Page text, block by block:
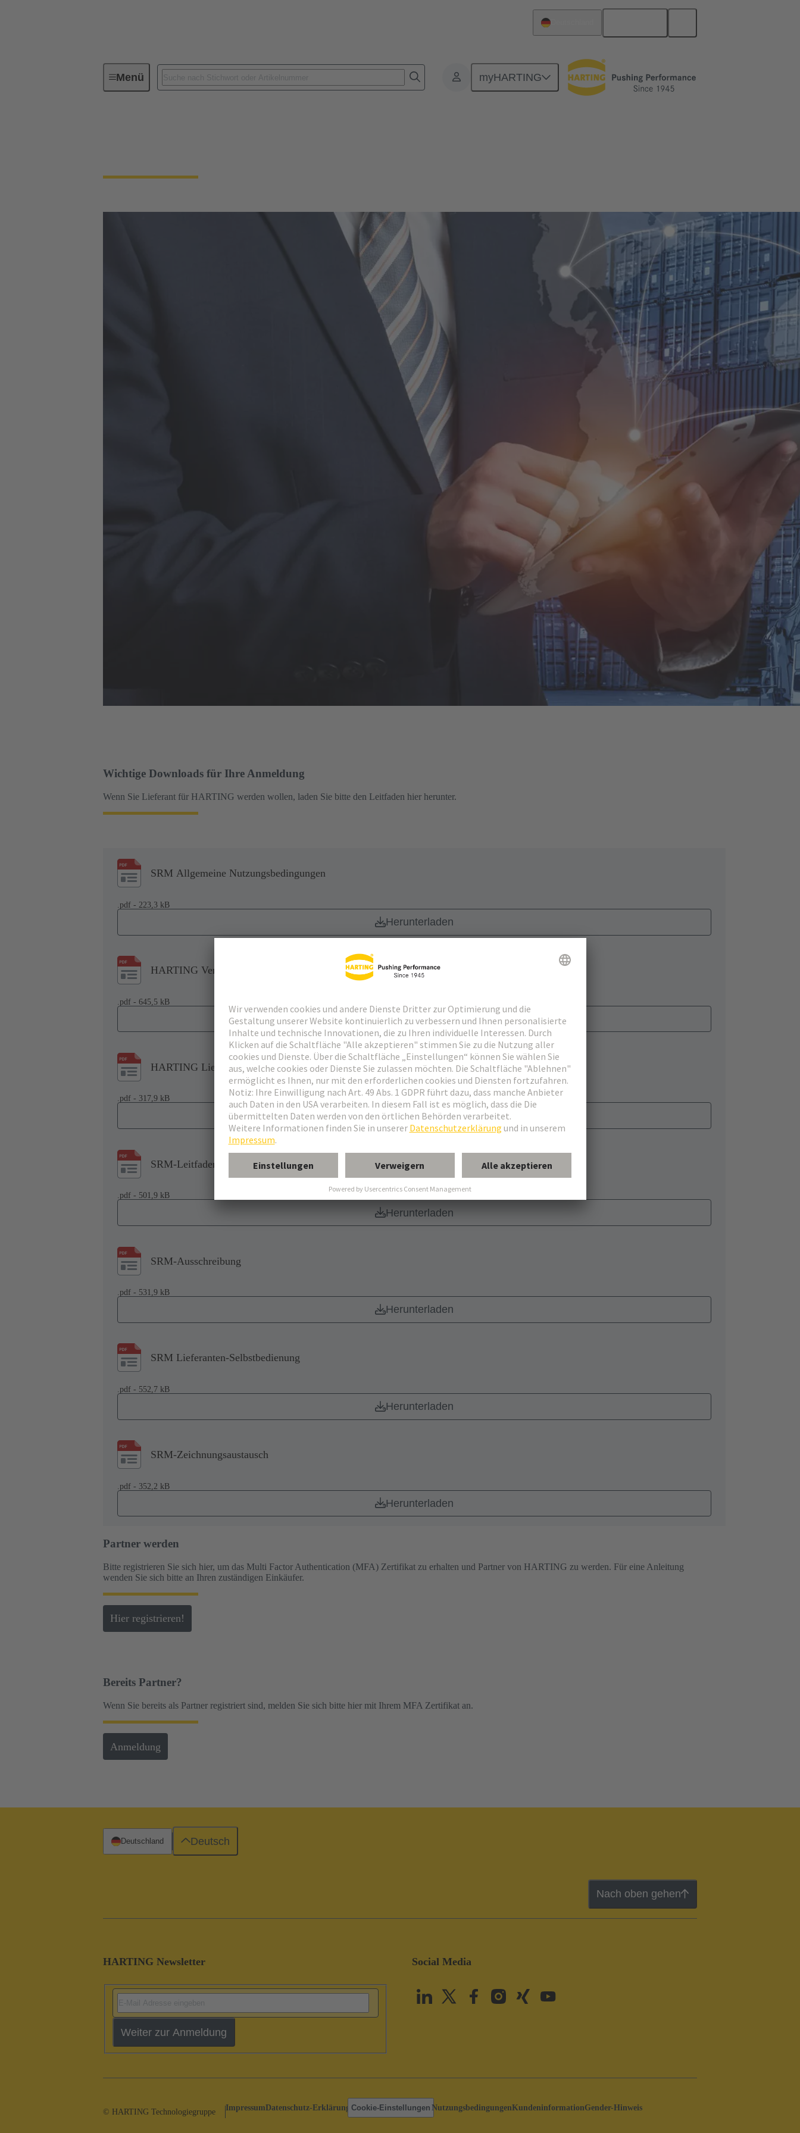
Menü myHARTING
Lieferantenportal
Wichtige Downloads für Ihre Anmeldung
Wenn Sie Lieferant für HARTING werden wollen, laden Sie bitte den Leitfaden hier herunter.
SRM Allgemeine Nutzungsbedingungen
.pdf - 223,3 kB
Herunterladen
HARTING Verhaltenskodex für Lieferanten
.pdf - 645,5 kB
Herunterladen
HARTING Liefervorschriften
.pdf - 317,9 kB
Herunterladen
SRM-Leitfaden Lieferantenregistrierung
.pdf - 501,9 kB
Herunterladen
SRM-Ausschreibung
.pdf - 531,9 kB
Herunterladen
SRM Lieferanten-Selbstbedienung
.pdf - 552,7 kB
Herunterladen
SRM-Zeichnungsaustausch
.pdf - 352,2 kB
Herunterladen
Partner werden
Bitte registrieren Sie sich hier, um das Multi Factor Authentication (MFA) Zertifikat zu erhalten und Partner von HARTING zu werden. Für eine Anleitung
wenden Sie sich bitte an Ihren zuständigen Einkäufer.
Hier registrieren!
Bereits Partner?
Wenn Sie bereits als Partner registriert sind, melden Sie sich bitte hier mit Ihrem MFA Zertifikat an.
Anmeldung
Nach oben gehen
HARTING Newsletter
Weiter zur Anmeldung
Social Media
Deutschland Deutsch
© HARTING Technologiegruppe ImpressumDatenschutz-Erklärung Cookie-Einstellungen NutzungsbedingungenKundeninformationGender-Hinweis